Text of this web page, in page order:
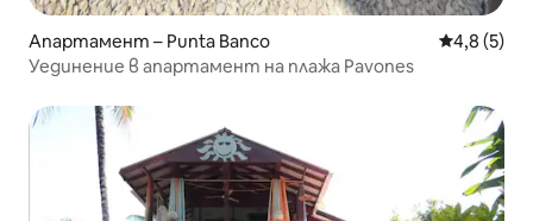
Апартамент – Punta Banco Средна
4,8 (5)
Уединение в апартамент на плажа Pavones